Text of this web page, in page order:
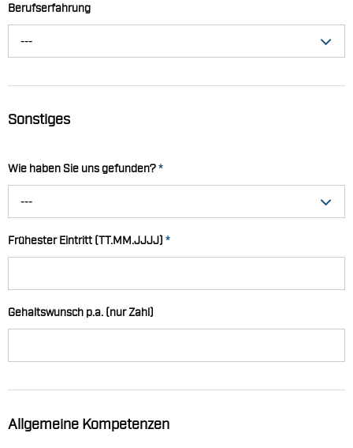
Berufserfahrung
---
Sonstiges
Wie haben Sie uns gefunden?*
---
Frühester Eintritt (TT.MM.JJJJ) *
Gehaltswunsch p.a. (nur Zahl)
Allgemeine Kompetenzen